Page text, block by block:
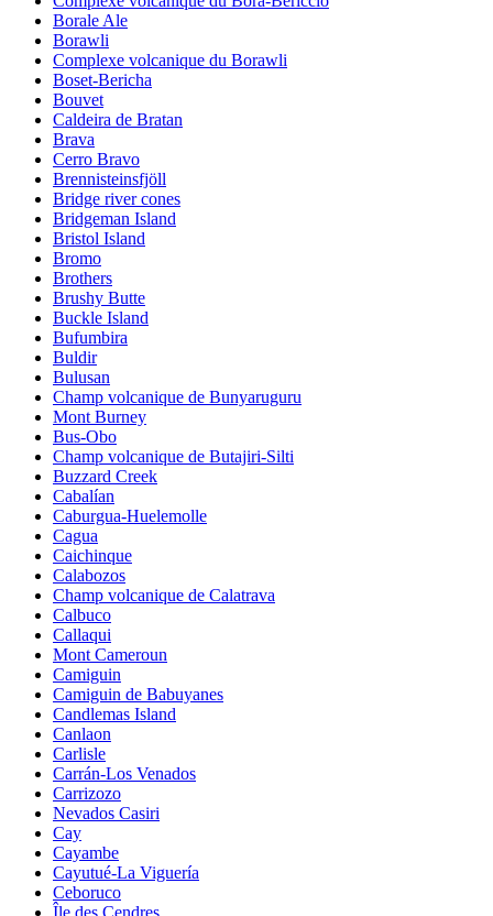
Borale Ale
Borawli
Complexe volcanique du Borawli
Boset-Bericha
Bouvet
Caldeira de Bratan
Brava
Cerro Bravo
Brennisteinsfjöll
Bridge river cones
Bridgeman Island
Bristol Island
Bromo
Brothers
Brushy Butte
Buckle Island
Bufumbira
Buldir
Bulusan
Champ volcanique de Bunyaruguru
Mont Burney
Bus-Obo
Champ volcanique de Butajiri-Silti
Buzzard Creek
Cabalían
Caburgua-Huelemolle
Cagua
Caichinque
Calabozos
Champ volcanique de Calatrava
Calbuco
Callaqui
Mont Cameroun
Camiguin
Camiguin de Babuyanes
Candlemas Island
Canlaon
Carlisle
Carrán-Los Venados
Carrizozo
Nevados Casiri
Cay
Cayambe
Cayutué-La Viguería
Ceboruco
Île des Cendres